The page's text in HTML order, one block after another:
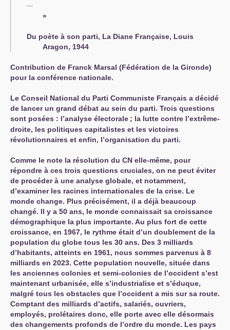
»
Du poète à son parti, La Diane Française, Louis
Aragon, 1944
Contribution de Franck Marsal (Fédération de la Gironde)
pour la conférence nationale.
Le Conseil National du Parti Communiste Français a décidé
de lancer un grand débat au sein du parti. Trois questions
sont posées : l’analyse électorale ; la lutte contre l’extrême-
droite, les politiques capitalistes et les victoires
révolutionnaires et enfin, l’organisation du parti.
Comme le note la résolution du CN elle-même, pour
répondre à ces trois questions cruciales, on ne peut éviter
de procéder à une analyse globale, et notamment,
d’examiner les racines internationales de la crise. Le
monde change. Plus précisément, il a déjà beaucoup
changé. Il y a 50 ans, le monde connaissait sa croissance
démographique la plus importante. Au plus fort de cette
croissance, en 1967, le rythme était d’un doublement de la
population du globe tous les 30 ans. Des 3 milliards
d’habitants, atteints en 1961, nous sommes parvenus à 8
milliards en 2023. Cette population nouvelle, située dans
les anciennes colonies et semi-colonies de l’occident s’est
maintenant urbanisée, elle s’industrialise et s’éduque,
malgré tous les obstacles que l’occident a mis sur sa route.
Comptant des milliards d’actifs, salariés, ouvriers,
employés, prolétaires donc, elle porte avec elle désormais
des changements profonds de l’ordre du monde. Les pays